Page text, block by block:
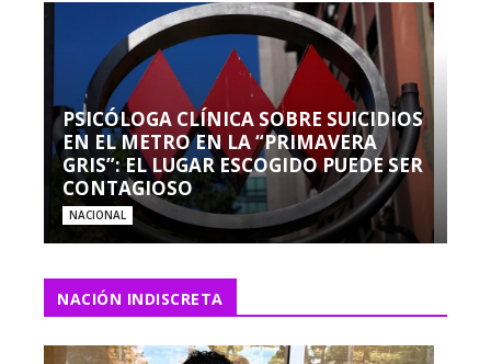
PSICÓLOGA CLÍNICA SOBRE SUICIDIOS
EN EL METRO EN LA “PRIMAVERA
GRIS”: EL LUGAR ESCOGIDO PUEDE SER
CONTAGIOSO
NACIONAL
NACIÓN INDISCRETA